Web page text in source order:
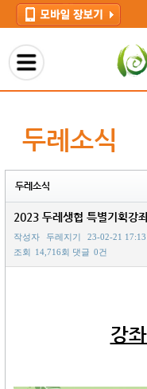
두레소식
두레소식
2023 두레생협 특별기획강
작성자 두레지기
23-02-21 17:13
조회 14,716회 댓글 0건
강